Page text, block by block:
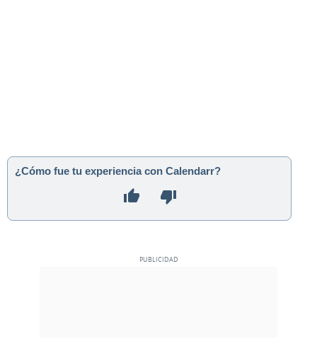
¿Cómo fue tu experiencia con Calendarr?